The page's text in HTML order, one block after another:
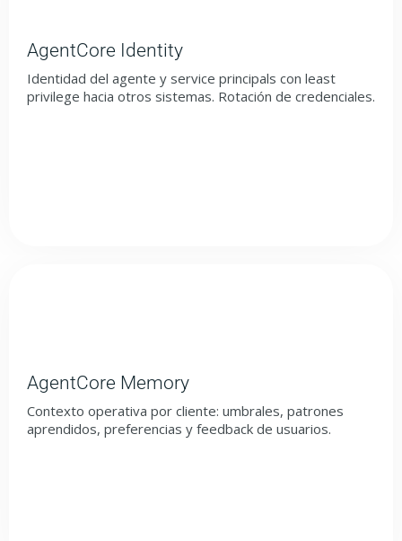
AgentCore Identity
Identidad del agente y service principals con least
privilege hacia otros sistemas. Rotación de credenciales.
AgentCore Memory
Contexto operativa por cliente: umbrales, patrones
aprendidos, preferencias y feedback de usuarios.